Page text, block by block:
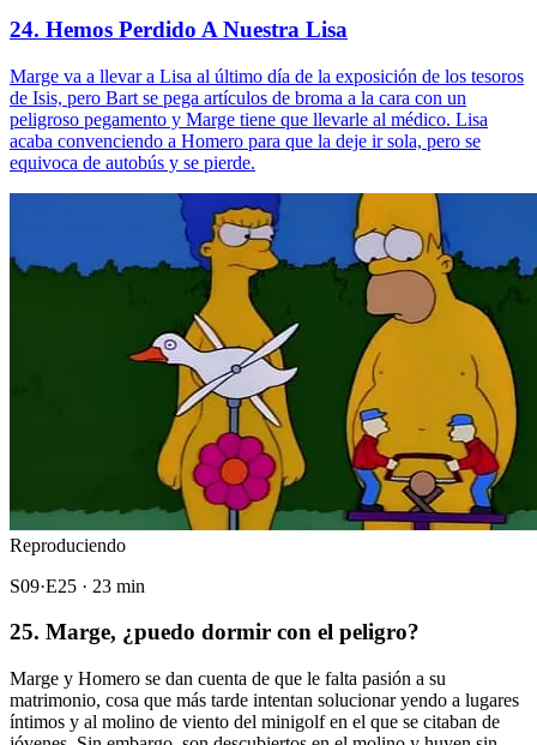
24. Hemos Perdido A Nuestra Lisa
Marge va a llevar a Lisa al último día de la exposición de los tesoros
de Isis, pero Bart se pega artículos de broma a la cara con un
peligroso pegamento y Marge tiene que llevarle al médico. Lisa
acaba convenciendo a Homero para que la deje ir sola, pero se
equivoca de autobús y se pierde.
Reproduciendo
S09·E25 · 23 min
25. Marge, ¿puedo dormir con el peligro?
Marge y Homero se dan cuenta de que le falta pasión a su
matrimonio, cosa que más tarde intentan solucionar yendo a lugares
íntimos y al molino de viento del minigolf en el que se citaban de